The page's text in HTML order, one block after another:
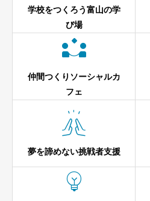
学校をつくろう富山の学
び場

仲間つくりソーシャルカ
フェ

夢を諦めない挑戦者支援
